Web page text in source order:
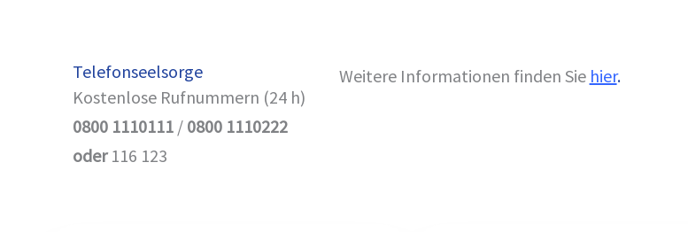
Telefonseelsorge
Kostenlose Rufnummern (24 h)
0800 1110111 / 0800 1110222
oder116 123
Weitere Informationen finden Sie hier.